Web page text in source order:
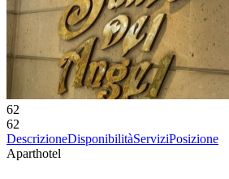
62
62
DescrizioneDisponibilitàServiziPosizione
Aparthotel